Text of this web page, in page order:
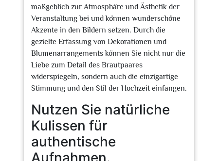
maßgeblich zur Atmosphäre und Ästhetik der
Veranstaltung bei und können wunderschöne
Akzente in den Bildern setzen. Durch die
gezielte Erfassung von Dekorationen und
Blumenarrangements können Sie nicht nur die
Liebe zum Detail des Brautpaares
widerspiegeln, sondern auch die einzigartige
Stimmung und den Stil der Hochzeit einfangen.
Nutzen Sie natürliche
Kulissen für
authentische
Aufnahmen.